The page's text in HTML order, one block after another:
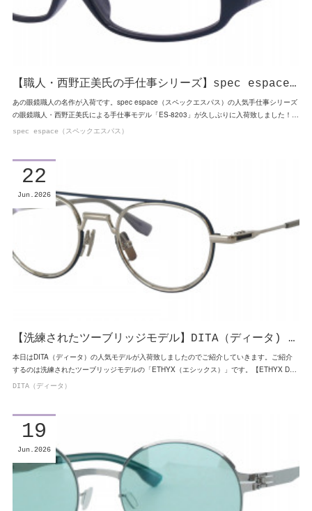
【職人・西野正美氏の手仕事シリーズ】spec espace…
あの眼鏡職人の名作が入荷です。spec espace（スペックエスパス）の人気手仕事シリーズ
の眼鏡職人・西野正美氏による手仕事モデル「ES-8203」が久しぶりに入荷致しました！…
spec espace（スペックエスパス）
【洗練されたツーブリッジモデル】DITA（ディータ) …
本日はDITA（ディータ）の人気モデルが入荷致しましたのでご紹介していきます。ご紹介
するのは洗練されたツーブリッジモデルの「ETHYX（エシックス）」です。【ETHYX D…
22
Jun 2026
DITA（ディータ）
19
Jun 2026